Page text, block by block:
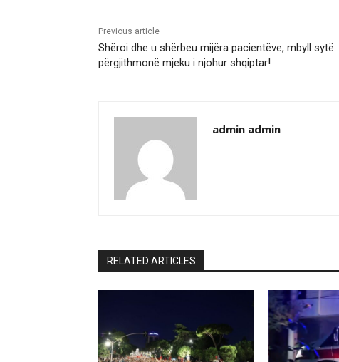
Previous article
Shëroi dhe u shërbeu mijëra pacientëve, mbyll sytë
përgjithmonë mjeku i njohur shqiptar!
admin admin
RELATED ARTICLES